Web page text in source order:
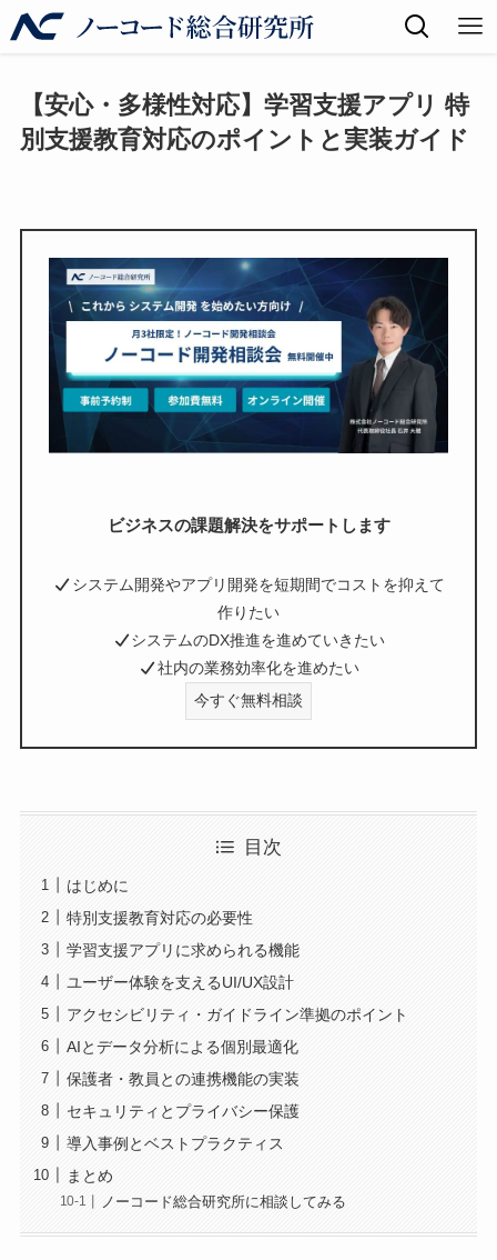
【安心・多様性対応】学習支援アプリ 特
別支援教育対応のポイントと実装ガイド
ビジネスの課題解決をサポートします
システム開発やアプリ開発を短期間でコストを抑えて
作りたい
システムのDX推進を進めていきたい
社内の業務効率化を進めたい
今すぐ無料相談
目次
はじめに
特別支援教育対応の必要性
学習支援アプリに求められる機能
ユーザー体験を支えるUI/UX設計
アクセシビリティ・ガイドライン準拠のポイント
AIとデータ分析による個別最適化
保護者・教員との連携機能の実装
セキュリティとプライバシー保護
導入事例とベストプラクティス
まとめ
ノーコード総合研究所に相談してみる